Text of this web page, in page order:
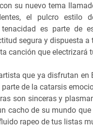
su nuevo tema
el pulcro
tenacidad es parte de
segura y dispuesta
canción que electrizará
que ya disfrutan en
de la catarsis
son sinceras y
cacho de su mundo
rapeo de tus listas